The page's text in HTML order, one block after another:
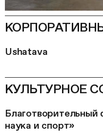
Ushatava
КУЛЬТУРНОЕ
наука и спорт»